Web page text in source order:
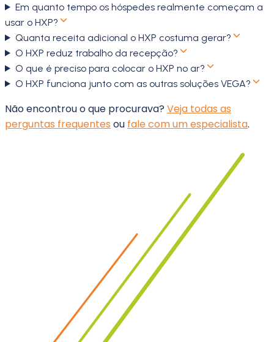
Em quanto tempo os hóspedes realmente começam a
usar o HXP?
Quanta receita adicional o HXP costuma gerar?
O HXP reduz trabalho da recepção?
O que é preciso para colocar o HXP no ar?
O HXP funciona junto com as outras soluções VEGA?
Não encontrou o que procurava? Veja todas as
perguntas frequentes ou fale com um especialista.